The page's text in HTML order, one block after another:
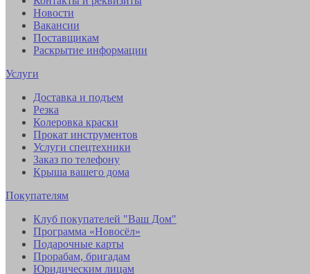
Новости
Вакансии
Поставщикам
Раскрытие информации
Услуги
Доставка и подъем
Резка
Колеровка краски
Прокат инструментов
Услуги спецтехники
Заказ по телефону
Крыша вашего дома
Покупателям
Клуб покупателей "Ваш Дом"
Программа «Новосёл»
Подарочные карты
Прорабам, бригадам
Юридическим лицам